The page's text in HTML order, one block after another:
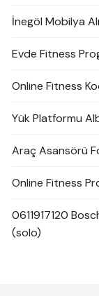
İnegöl Mobilya
Evde Fitness
Online Fitness
Yük Platformu
Araç Asansörü
Online Fitness
0611917120
(solo)